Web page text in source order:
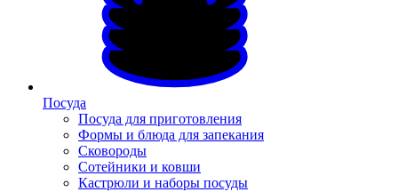
Посуда
Посуда для приготовления
Формы и блюда для запекания
Сковороды
Сотейники и ковши
Кастрюли и наборы посуды